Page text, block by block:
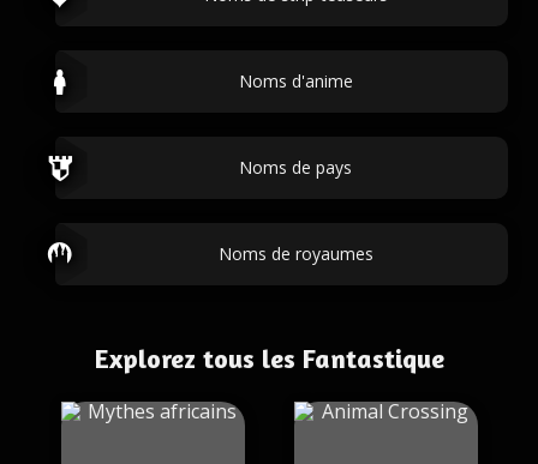
Noms d'anime
Noms de pays
Noms de royaumes
Explorez tous les Fantastique